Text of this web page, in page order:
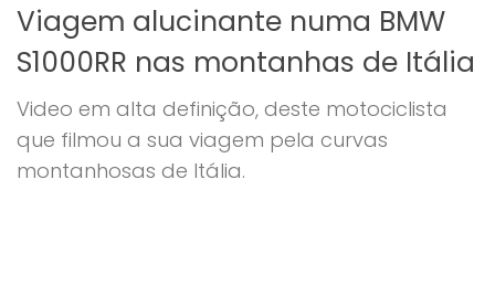
Viagem alucinante numa BMW
S1000RR nas montanhas de Itália
Video em alta definição, deste motociclista
que filmou a sua viagem pela curvas
montanhosas de Itália.